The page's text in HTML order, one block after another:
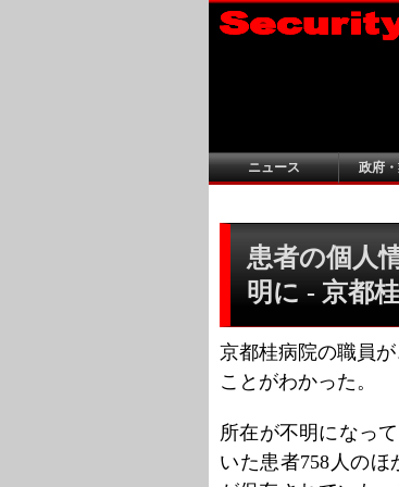
ニュース 政府
患者の個人
明に - 京都
京都桂病院の職員
ことがわかった。
所在が不明になっ
いた患者758人の